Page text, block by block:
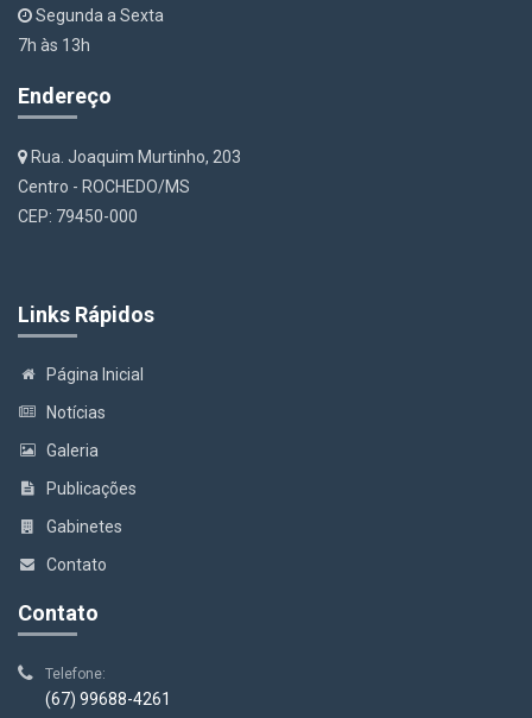
Segunda a Sexta
7h às 13h
Endereço
Rua. Joaquim Murtinho, 203
Centro - ROCHEDO/MS
CEP: 79450-000
Links Rápidos
Página Inicial
Notícias
Galeria
Publicações
Gabinetes
Contato
Contato
Telefone:
(67) 99688-4261